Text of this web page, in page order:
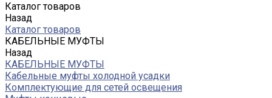
Каталог товаров
Назад
Каталог товаров
КАБЕЛЬНЫЕ МУФТЫ
Назад
КАБЕЛЬНЫЕ МУФТЫ
Кабельные муфты холодной усадки
Комплектующие для сетей освещения